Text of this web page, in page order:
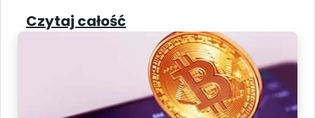
Czytaj całość